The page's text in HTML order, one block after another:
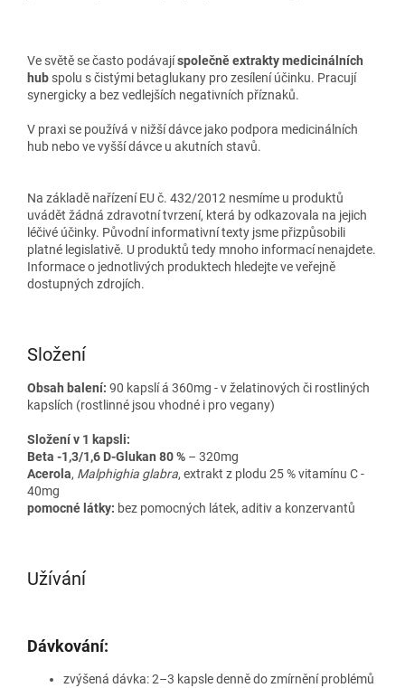
Ve světě se často podávajíspolečně extrakty medicinálních
hub spolu s čistými betaglukany pro zesílení účinku. Pracují
synergicky a bez vedlejších negativních příznaků.
V praxi se používá v nižší dávce jako podpora medicinálních
hub nebo ve vyšší dávce u akutních stavů.
Na základě nařízení EU č. 432/2012 nesmíme u produktů
uvádět žádná zdravotní tvrzení, která by odkazovala na jejich
léčivé účinky. Původní informativní texty jsme přizpůsobili
platné legislativě. U produktů tedy mnoho informací nenajdete.
Informace o jednotlivých produktech hledejte ve veřejně
dostupných zdrojích.
Složení
Obsah balení: 90 kapslí á 360mg - v želatinových či rostliných
kapslích (rostlinné jsou vhodné i pro vegany)
Složení v 1 kapsli:
Beta -1,3/1,6 D-Glukan 80 % – 320mg
Acerola, Malphighia glabra, extrakt z plodu 25 % vitamínu C -
40mg
pomocné látky: bez pomocných látek, aditiv a konzervantů
Užívání
Dávkování:
zvýšená dávka: 2–3 kapsle denně do zmírnění problémů